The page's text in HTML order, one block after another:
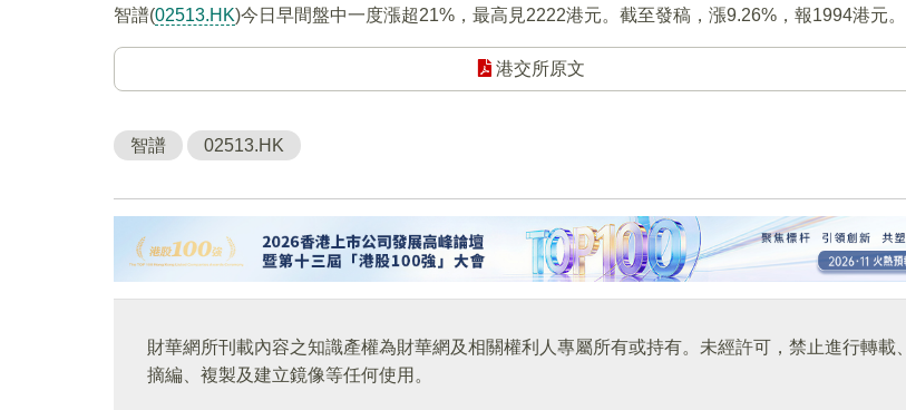
智譜(02513.HK)今日早間盤中一度漲超21%，最高見2222港元。截至發稿，漲9.26%，報1994港元。
港交所原文
智譜 02513.HK
財華網所刊載內容之知識產權為財華網及相關權利人專屬所有或持有。未經許可，禁止進行轉載、
摘編、複製及建立鏡像等任何使用。